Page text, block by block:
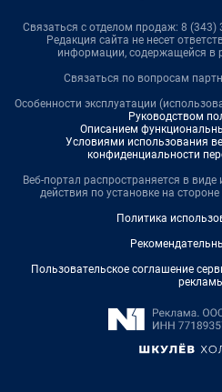
Связаться с отделом продаж: 8 (343)
Редакция сайта не несет
информации, содержащейся в
Связаться по вопросам
Особенности эксплуатации
Руководством
Описанием
Условиями использования
конфиденциальности
Веб-портал распространяется в
действия по установке на
Политика
Пользовательское соглашение